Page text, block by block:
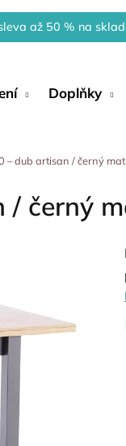
sleva až 50 % na
Doplňky
– dub artisan / černý
černý